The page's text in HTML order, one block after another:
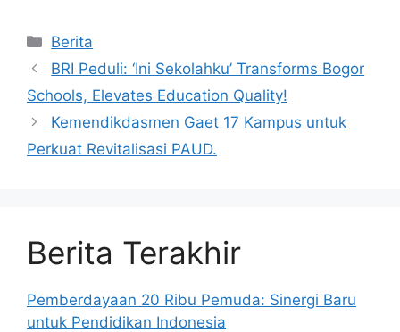
Kategori
Berita
BRI Peduli: ‘Ini Sekolahku’ Transforms Bogor
Schools, Elevates Education Quality!
Kemendikdasmen Gaet 17 Kampus untuk
Perkuat Revitalisasi PAUD.
Berita Terakhir
Pemberdayaan 20 Ribu Pemuda: Sinergi Baru
untuk Pendidikan Indonesia